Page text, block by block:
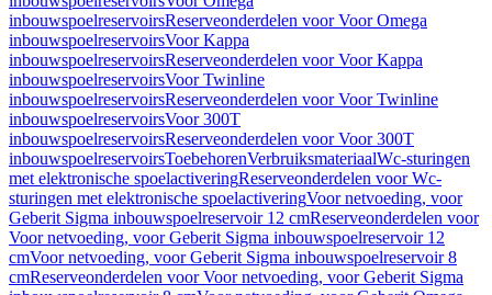
inbouwspoelreservoirsReserveonderdelen voor Voor Omega
inbouwspoelreservoirsVoor Kappa
inbouwspoelreservoirsReserveonderdelen voor Voor Kappa
inbouwspoelreservoirsVoor Twinline
inbouwspoelreservoirsReserveonderdelen voor Voor Twinline
inbouwspoelreservoirsVoor 300T
inbouwspoelreservoirsReserveonderdelen voor Voor 300T
inbouwspoelreservoirsToebehorenVerbruiksmateriaalWc-sturingen
met elektronische spoelactiveringReserveonderdelen voor Wc-
sturingen met elektronische spoelactiveringVoor netvoeding, voor
Geberit Sigma inbouwspoelreservoir 12 cmReserveonderdelen voor
Voor netvoeding, voor Geberit Sigma inbouwspoelreservoir 12
cmVoor netvoeding, voor Geberit Sigma inbouwspoelreservoir 8
cmReserveonderdelen voor Voor netvoeding, voor Geberit Sigma